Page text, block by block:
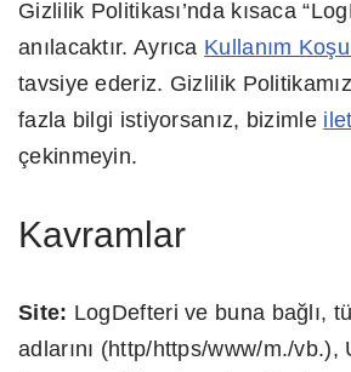
Gizlilik Politikası’nda kısaca
anılacaktır. Ayrıca Kullanım
tavsiye ederiz. Gizlilik
fazla bilgi istiyorsanız, bizimle
çekinmeyin.
Kavramlar
Site: LogDefteri ve buna bağlı,
adlarını (http/https/www/m./vb.),